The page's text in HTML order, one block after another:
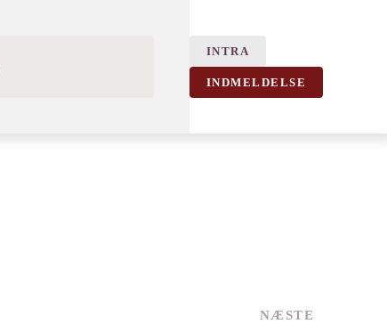
INTRA
INDMELDELSE
NÆSTE